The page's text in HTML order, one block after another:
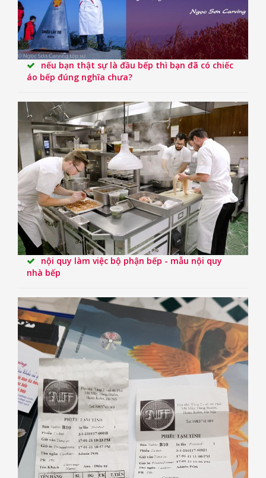
nếu bạn thật sự là đầu bếp thì bạn đã có chiếc
áo bếp đúng nghĩa chưa?
nội quy làm việc bộ phận bếp - mẫu nội quy
nhà bếp